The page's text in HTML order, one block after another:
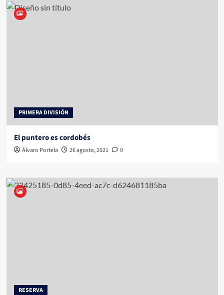
PRIMERA DIVISIÓN
El puntero es cordobés
Álvaro Portela 26 agosto, 2021 0
RESERVA